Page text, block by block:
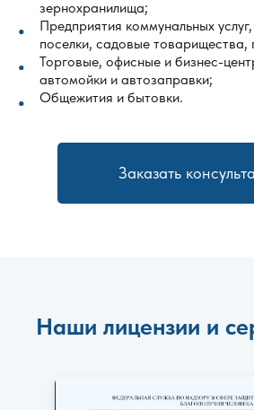
зернохранилища;
Предприятия коммунальных
поселки, садовые товарищества,
Торговые, офисные и бизнес-
автомойки и автозаправки;
Общежития и бытовки.
Заказать
Наши лицензии и